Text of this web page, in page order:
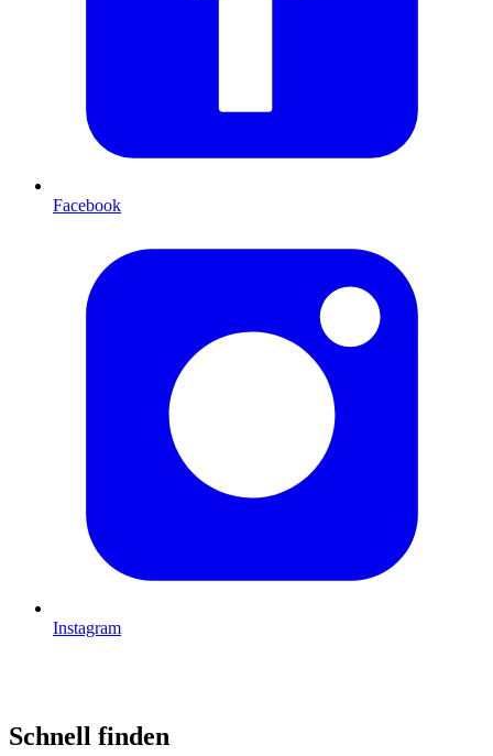
Facebook
Instagram
Schnell finden